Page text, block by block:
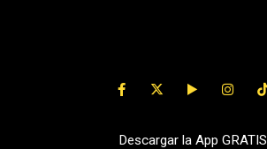
Descargar la App GRATIS